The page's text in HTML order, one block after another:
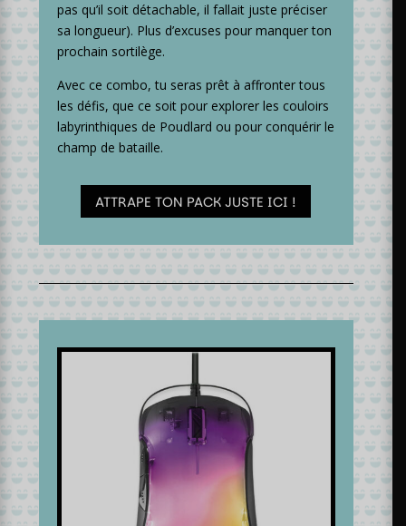
pas qu’il soit détachable, il fallait juste préciser
sa longueur). Plus d’excuses pour manquer ton
prochain sortilège.
Avec ce combo, tu seras prêt à affronter tous
les défis, que ce soit pour explorer les couloirs
labyrinthiques de Poudlard ou pour conquérir le
champ de bataille.
ATTRAPE TON PACK JUSTE ICI !